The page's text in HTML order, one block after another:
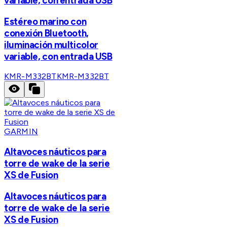
Estéreo marino con
conexión Bluetooth,
iluminación multicolor
variable, con entrada USB
KMR-M332BTKMR-M332BT
GARMIN
Altavoces náuticos para
torre de wake de la serie
XS de Fusion
Altavoces náuticos para
torre de wake de la serie
XS de Fusion